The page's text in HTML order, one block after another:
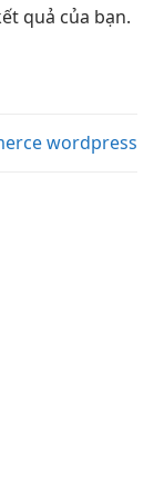
quả của bạn.
wordpress